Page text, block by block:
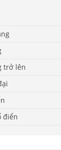
trở lên
điển